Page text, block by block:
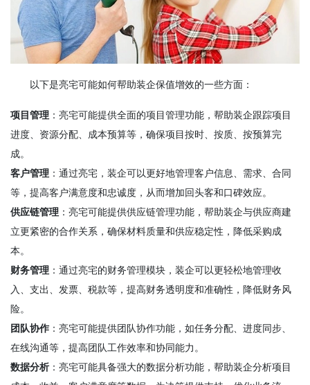
以下是亮宅可能如何帮助装企保值增效的一些方面：
项目管理 ：亮宅可能提供全面的项目管理功能，帮助装企跟踪项目
进度、资源分配、成本预算等，确保项目按时、按质、按预算完
成。
客户管理 ：通过亮宅，装企可以更好地管理客户信息、需求、合同
等，提高客户满意度和忠诚度，从而增加回头客和口碑效应。
供应链管理 ：亮宅可能提供供应链管理功能，帮助装企与供应商建
立更紧密的合作关系，确保材料质量和供应稳定性，降低采购成
本。
财务管理 ：通过亮宅的财务管理模块，装企可以更轻松地管理收
入、支出、发票、税款等，提高财务透明度和准确性，降低财务风
险。
团队协作 ：亮宅可能提供团队协作功能，如任务分配、进度同步、
在线沟通等，提高团队工作效率和协同能力。
数据分析：亮宅可能具备强大的数据分析功能，帮助装企分析项目